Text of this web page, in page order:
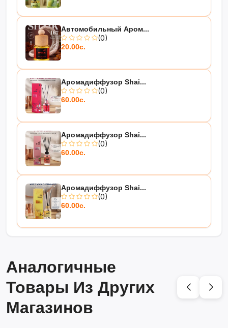
Автомобильный Аром...
(0)
20.00с.
Аромадиффузор Shai...
(0)
60.00с.
Аромадиффузор Shai...
(0)
60.00с.
Аромадиффузор Shai...
(0)
60.00с.
Аналогичные
Товары Из Других
Магазинов